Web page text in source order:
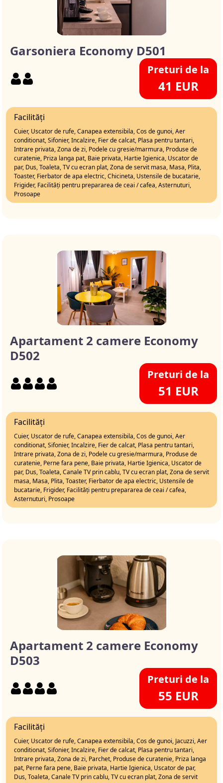
Garsoniera Economy D501
Preturi de la
41 EUR
Facilități
Cuier, Uscator de rufe, Canapea extensibila, Cos de gunoi, Aer
conditionat, Sifonier, Incalzire, Fier de calcat, Plasa pentru tantari,
Intrare privata, Zona de zi, Podele cu gresie/marmura, Produse de
curatenie, Priza langa pat, Baie privata, Hartie Igienica, Uscator de
par, Dus, Toaleta, TV cu ecran plat, Zona de servit masa, Masa, Plita,
Toaster, Fierbator de apa electric, Chicineta, Ustensile de bucatarie,
Frigider, Facilități pentru prepararea de ceai / cafea, Asternuturi,
Prosoape
Apartament 2 camere Economy
D502
Preturi de la
51 EUR
Facilități
Cuier, Uscator de rufe, Canapea extensibila, Cos de gunoi, Aer
conditionat, Sifonier, Incalzire, Fier de calcat, Plasa pentru tantari,
Intrare privata, Zona de zi, Podele cu gresie/marmura, Produse de
curatenie, Perne fara pene, Baie privata, Hartie Igienica, Uscator de
par, Dus, Toaleta, Canale TV prin cablu, TV cu ecran plat, Zona de servit
masa, Masa, Plita, Toaster, Fierbator de apa electric, Ustensile de
bucatarie, Frigider, Facilități pentru prepararea de ceai / cafea,
Asternuturi, Prosoape
Apartament 2 camere Economy
D503
Preturi de la
55 EUR
Facilități
Cuier, Uscator de rufe, Canapea extensibila, Cos de gunoi, Jacuzzi, Aer
conditionat, Sifonier, Incalzire, Fier de calcat, Plasa pentru tantari,
Intrare privata, Zona de zi, Parchet, Produse de curatenie, Priza langa
pat, Perne fara pene, Baie privata, Hartie Igienica, Uscator de par,
Dus, Toaleta, Canale TV prin cablu, TV cu ecran plat, Zona de servit